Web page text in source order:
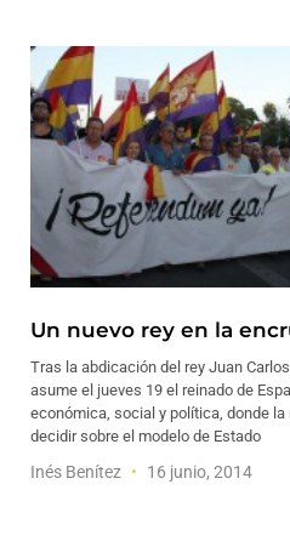
Un nuevo rey en la
Tras la abdicación del rey Juan
asume el jueves 19 el reinado de
económica, social y política, donde
decidir sobre el modelo de Estado
Inés Benítez 16 junio, 2014